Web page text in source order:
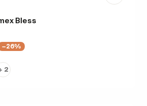
Bless
−26%
2